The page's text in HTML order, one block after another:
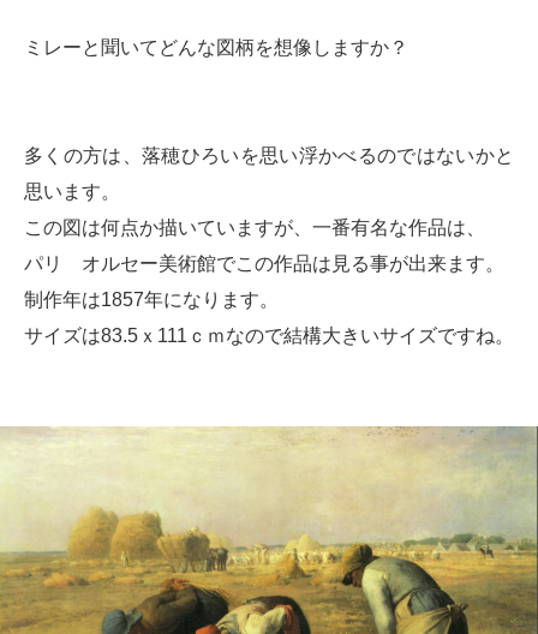
ミレーと聞いてどんな図柄を想像しますか？
多くの方は、落穂ひろいを思い浮かべるのではないかと
思います。
この図は何点か描いていますが、一番有名な作品は、
パリ オルセー美術館でこの作品は見る事が出来ます。
制作年は1857年になります。
サイズは83.5ｘ111ｃｍなので結構大きいサイズですね。